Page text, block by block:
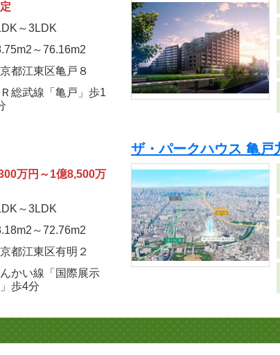
～3LDK
2 ～76.16m2
都江東区亀戸８
Ｒ総武線「亀戸」歩1
万円～1億8,500万
～3LDK
2 ～72.76m2
都江東区有明２
かい線「国際展示
歩4分
ザ・パークハウス 亀戸